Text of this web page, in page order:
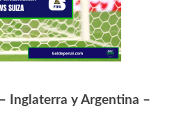
Inglaterra y Argentina –